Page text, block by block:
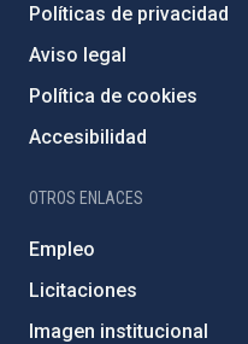
Políticas de privacidad
Aviso legal
Política de cookies
Accesibilidad
OTROS ENLACES
Empleo
Licitaciones
Imagen institucional